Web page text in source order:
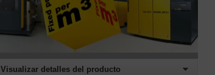
Visualizar detalles del producto